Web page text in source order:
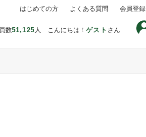
数51,125 人 こんにちは！ゲスト さん
はじめての方 よくある質問 会員登録